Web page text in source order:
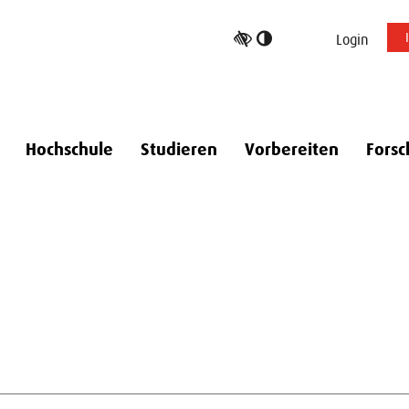
Login
Hochschule Studieren Vorbereiten